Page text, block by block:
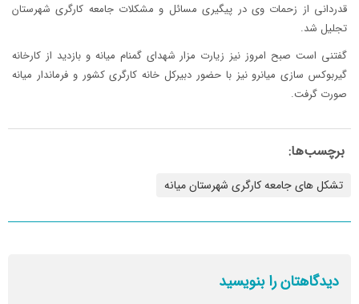
قدردانی از زحمات وی در پیگیری مسائل و مشکلات جامعه کارگری شهرستان
تجلیل شد.
گفتنی است صبح امروز نیز زیارت مزار شهدای گمنام میانه و بازدید از کارخانه
گیربوکس سازی میانرو نیز با حضور دبیرکل خانه کارگری کشور و فرماندار میانه
صورت گرفت.
برچسب‌ها:
تشکل های جامعه کارگری شهرستان میانه
دیدگاهتان را بنویسید